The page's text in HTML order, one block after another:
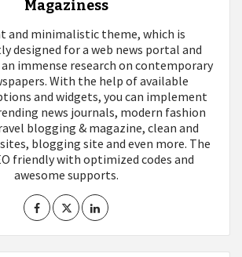
Magaziness
and minimalistic theme, which is
designed for a web news portal and
immense research on contemporary
With the help of available
and widgets, you can implement
news journals, modern fashion
blogging & magazine, clean and
blogging site and even more. The
friendly with optimized codes and
awesome supports.